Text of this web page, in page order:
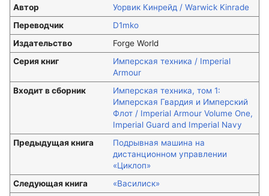
Автор
Уорвик Кинрейд / Warwick Kinrade
Переводчик
D1mko
Издательство
Forge World
Серия книг
Имперская техника / Imperial
Armour
Входит в сборник
Имперская техника, том 1:
Имперская Гвардия и Имперский
Флот / Imperial Armour Volume One,
Imperial Guard and Imperial Navy
Предыдущая книга
Подрывная машина на
дистанционном управлении
«Циклоп»
Следующая книга
«Василиск»